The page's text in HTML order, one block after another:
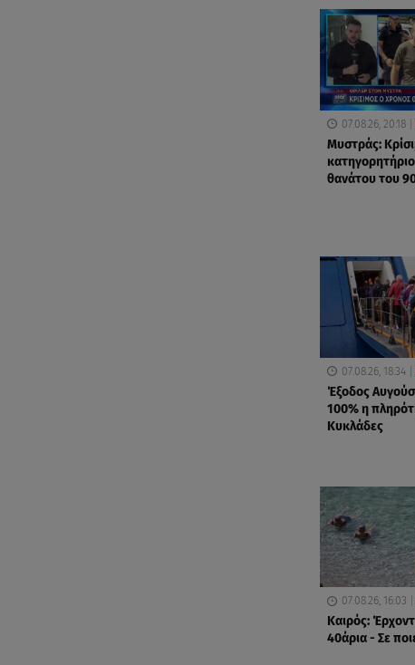
07.08.26, 20:18
Μυστράς:
θανάτου του
07.08.26, 18:34
Έξοδος
100% η
Κυκλάδες
07.08.26, 16:03
Καιρός:
40άρια - Σε